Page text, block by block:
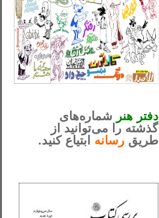
دفتر هنر شماره‌های
گذشته را می‌توانید از
طریق رسانه ابتیاع کنید.